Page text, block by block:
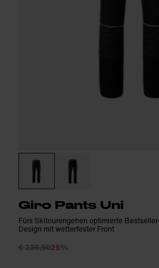
Giro Pants Uni
Fürs Skitourengehen optimierte
Design mit wetterfester Front
€ 239,9025%